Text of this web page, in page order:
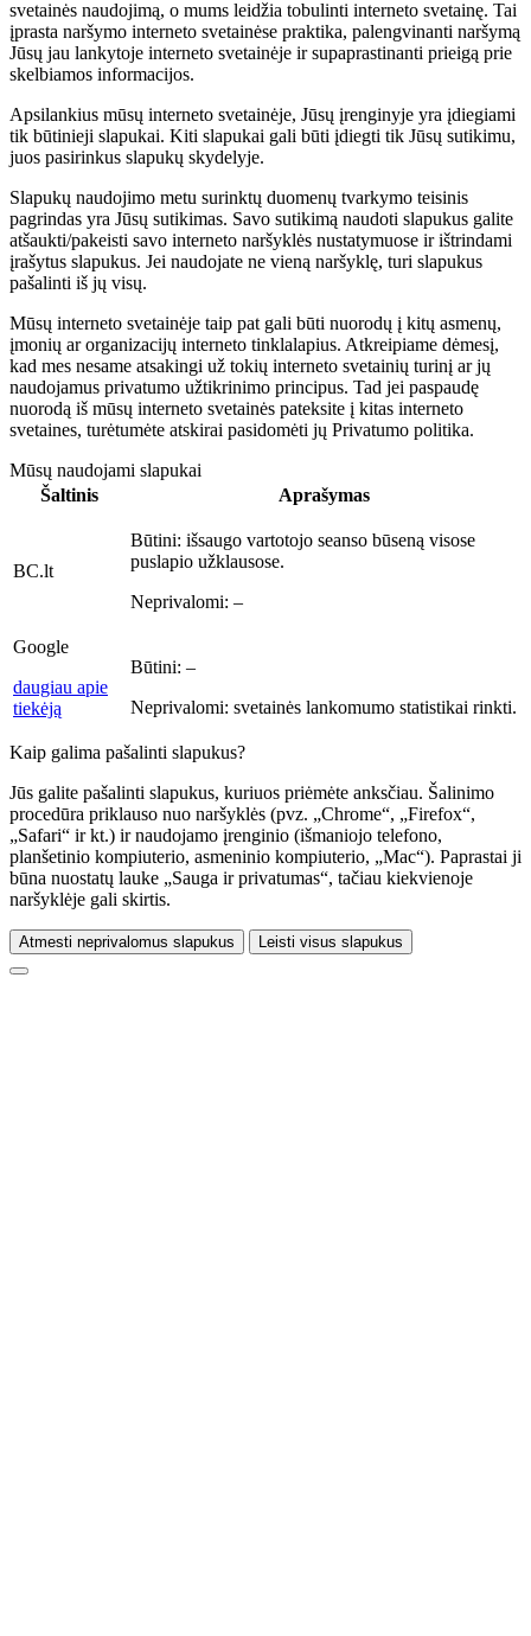
svetainės naudojimą, o mums leidžia tobulinti interneto svetainę. Tai
įprasta naršymo interneto svetainėse praktika, palengvinanti naršymą
Jūsų jau lankytoje interneto svetainėje ir supaprastinanti prieigą prie
skelbiamos informacijos.
Apsilankius mūsų interneto svetainėje, Jūsų įrenginyje yra įdiegiami
tik būtinieji slapukai. Kiti slapukai gali būti įdiegti tik Jūsų sutikimu,
juos pasirinkus slapukų skydelyje.
Slapukų naudojimo metu surinktų duomenų tvarkymo teisinis
pagrindas yra Jūsų sutikimas. Savo sutikimą naudoti slapukus galite
atšaukti/pakeisti savo interneto naršyklės nustatymuose ir ištrindami
įrašytus slapukus. Jei naudojate ne vieną naršyklę, turi slapukus
pašalinti iš jų visų.
Mūsų interneto svetainėje taip pat gali būti nuorodų į kitų asmenų,
įmonių ar organizacijų interneto tinklalapius. Atkreipiame dėmesį,
kad mes nesame atsakingi už tokių interneto svetainių turinį ar jų
naudojamus privatumo užtikrinimo principus. Tad jei paspaudę
nuorodą iš mūsų interneto svetainės pateksite į kitas interneto
svetaines, turėtumėte atskirai pasidomėti jų Privatumo politika.
Mūsų naudojami slapukai
Šaltinis
Aprašymas
BC.lt
Būtini: išsaugo vartotojo seanso būseną visose
puslapio užklausose.
Neprivalomi: –
Google
daugiau apie
tiekėją
Būtini: –
Neprivalomi: svetainės lankomumo statistikai rinkti.
Kaip galima pašalinti slapukus?
Jūs galite pašalinti slapukus, kuriuos priėmėte anksčiau. Šalinimo
procedūra priklauso nuo naršyklės (pvz. „Chrome“, „Firefox“,
„Safari“ ir kt.) ir naudojamo įrenginio (išmaniojo telefono,
planšetinio kompiuterio, asmeninio kompiuterio, „Mac“). Paprastai ji
būna nuostatų lauke „Sauga ir privatumas“, tačiau kiekvienoje
naršyklėje gali skirtis.
Atmesti neprivalomus slapukus Leisti visus slapukus